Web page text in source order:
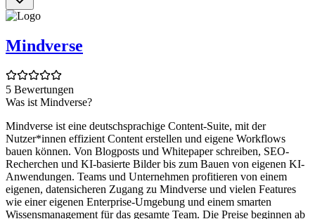
Mindverse
5 Bewertungen
Was ist Mindverse?
Mindverse ist eine deutschsprachige Content-Suite, mit der
Nutzer*innen effizient Content erstellen und eigene Workflows
bauen können. Von Blogposts und Whitepaper schreiben, SEO-
Recherchen und KI-basierte Bilder bis zum Bauen von eigenen KI-
Anwendungen. Teams und Unternehmen profitieren von einem
eigenen, datensicheren Zugang zu Mindverse und vielen Features
wie einer eigenen Enterprise-Umgebung und einem smarten
Wissensmanagement für das gesamte Team. Die Preise beginnen ab